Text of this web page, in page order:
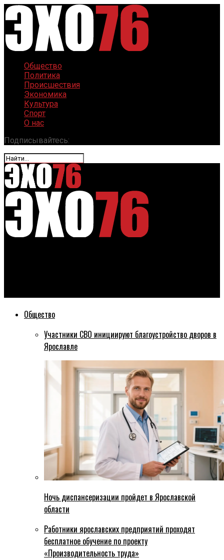
Общество
Политика
Происшествия
Экономика
Культура
Спорт
О нас
Подписывайтесь:
Общество
Участники СВО инициируют благоустройство дворов в
Ярославле
Ночь диспансеризации пройдет в Ярославской
области
Работники ярославских предприятий проходят
бесплатное обучение по проекту
«Производительность труда»